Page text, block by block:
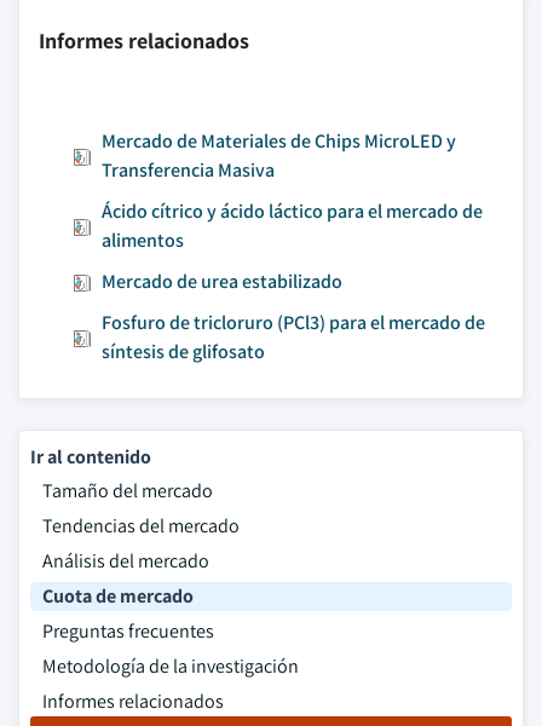
Informes relacionados
Mercado de Materiales de Chips MicroLED y
Transferencia Masiva
Ácido cítrico y ácido láctico para el mercado de
alimentos
Mercado de urea estabilizado
Fosfuro de tricloruro (PCl3) para el mercado de
síntesis de glifosato
Ir al contenido
Tamaño del mercado
Tendencias del mercado
Análisis del mercado
Cuota de mercado
Preguntas frecuentes
Metodología de la investigación
Informes relacionados